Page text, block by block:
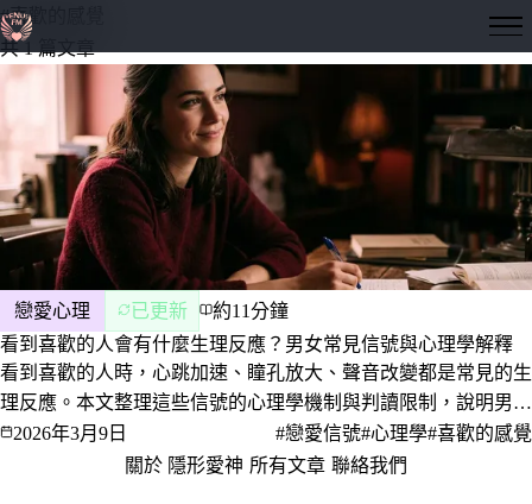
#喜歡的感覺
共 1 篇文章
戀愛心理 已更新
約11分鐘
看到喜歡的人會有什麼生理反應？男女常見信號與心理學解釋
看到喜歡的人時，心跳加速、瞳孔放大、聲音改變都是常見的生
理反應。本文整理這些信號的心理學機制與判讀限制，說明男女
反應差在哪、生理性喜歡是什麼、會不會消失，以及為什麼身體
常常比意識先知道答案。
2026年3月9日 #戀愛信號#心理學#喜歡的感覺
關於 隱形愛神 所有文章 聯絡我們